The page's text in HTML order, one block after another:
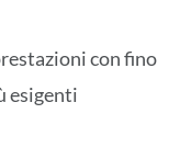
con fino
esigenti